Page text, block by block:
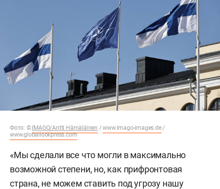
Фото: © IMAGO/Antti Hämäläinen /www.imago-images.de/
www.globallookpress.com
«Мы сделали все что могли в максимально
возможной степени, но, как прифронтовая
страна, не можем ставить под угрозу нашу